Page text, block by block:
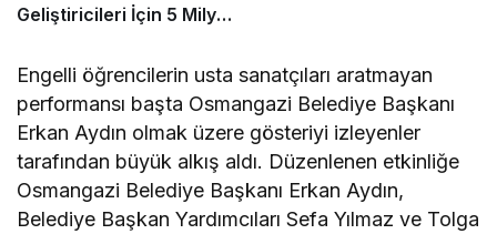
Geliştiricileri İçin 5 Milyon
Yarışmasını Başlattı
Engelli öğrencilerin usta sanatçıları aratmayan
performansı başta Osmangazi Belediye Başkanı
Erkan Aydın olmak üzere gösteriyi izleyenler
tarafından büyük alkış aldı. Düzenlenen etkinliğe
Osmangazi Belediye Başkanı Erkan Aydın,
Belediye Başkan Yardımcıları Sefa Yılmaz ve Tolga